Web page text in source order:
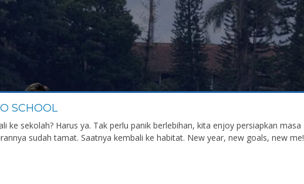
SCHOOL
ke sekolah? Harus ya. Tak perlu panik berlebihan, kita enjoy persiapkan masa
sudah tamat. Saatnya kembali ke habitat. New year, new goals, new me!